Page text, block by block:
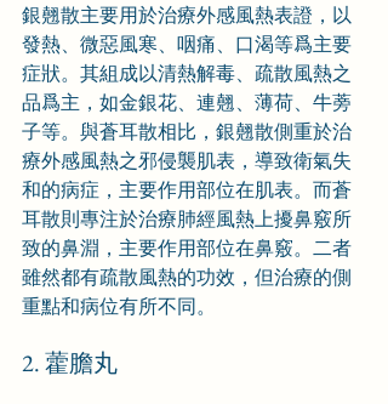
銀翹散主要用於治療外感風熱表證，以
發熱、微惡風寒、咽痛、口渴等爲主要
症狀。其組成以清熱解毒、疏散風熱之
品爲主，如金銀花、連翹、薄荷、牛蒡
子等。與蒼耳散相比，銀翹散側重於治
療外感風熱之邪侵襲肌表，導致衛氣失
和的病症，主要作用部位在肌表。而蒼
耳散則專注於治療肺經風熱上擾鼻竅所
致的鼻淵，主要作用部位在鼻竅。二者
雖然都有疏散風熱的功效，但治療的側
重點和病位有所不同。
2. 藿膽丸